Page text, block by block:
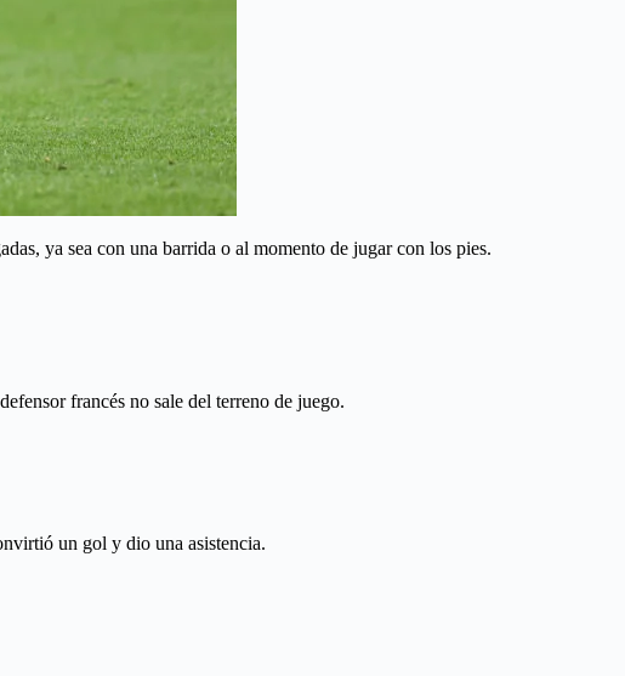
ya sea con una barrida o al momento de jugar con los pies.
francés no sale del terreno de juego.
un gol y dio una asistencia.